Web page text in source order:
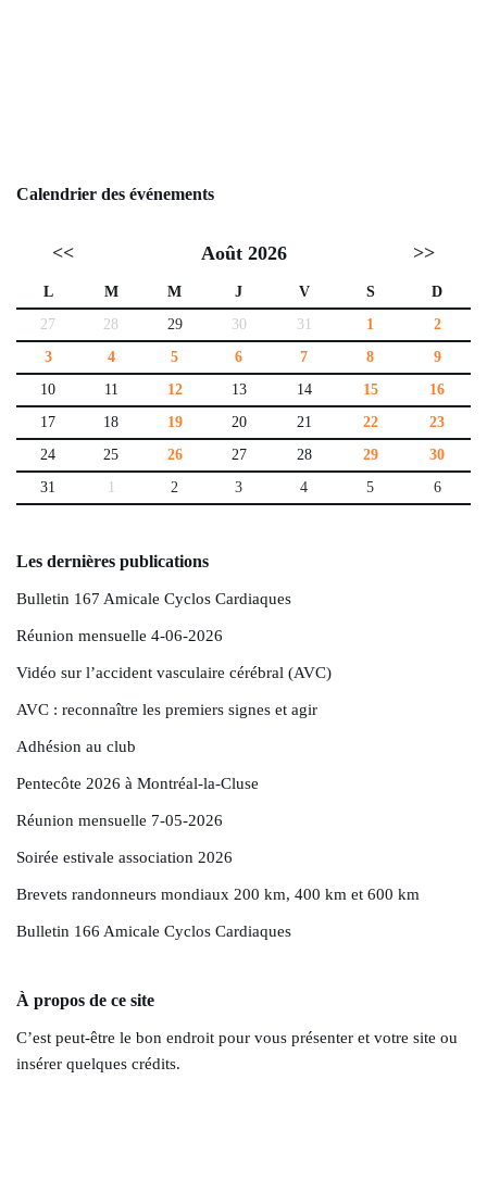
Calendrier des événements
<< Août 2026 >>
L M M J V S
D
27
28 29 30 31 1
2
3
4 5 6 7 8
9
10
11 12 13 14 15
16
17
18 19 20 21 22
23
24
25 26 27 28 29
30
31
1 2 3 4 5 6
Les dernières publications
Bulletin 167 Amicale Cyclos Cardiaques
Réunion mensuelle 4-06-2026
Vidéo sur l’accident vasculaire cérébral (AVC)
AVC : reconnaître les premiers signes et agir
Adhésion au club
Pentecôte 2026 à Montréal-la-Cluse
Réunion mensuelle 7-05-2026
Soirée estivale association 2026
Brevets randonneurs mondiaux 200 km, 400 km et 600 km
Bulletin 166 Amicale Cyclos Cardiaques
À propos de ce site
C’est peut-être le bon endroit pour vous présenter et votre site ou
insérer quelques crédits.